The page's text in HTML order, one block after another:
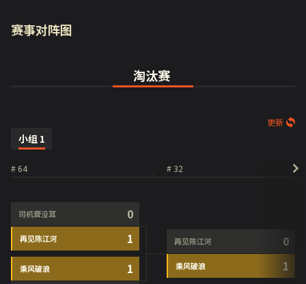
赛事对阵图
淘汰赛
更新
小组 1
# 64
司机聋没耳 0
再见陈江河 1
乘风破浪 1
# 32
再见陈江河 0
乘风破浪 1